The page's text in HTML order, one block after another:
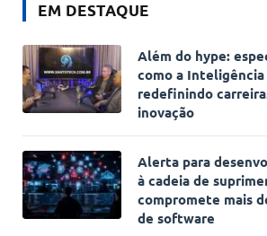
EM DESTAQUE
Além do hype:
como a
redefinindo
inovação
Alerta para
à cadeia de
compromete mais
de software